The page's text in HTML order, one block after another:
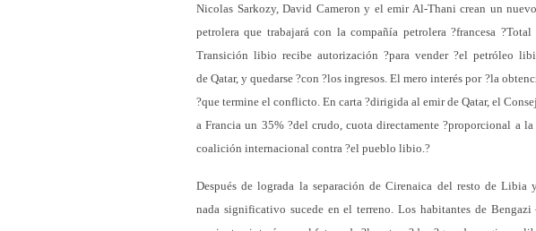
Nicolas Sarkozy, David Cameron y el emir Al-Thani crean un
petrolera que trabajará con la compañía petrolera ?francesa
Transición libio recibe autorización ?para vender ?el petróleo
de Qatar, y quedarse ?con ?los ingresos. El mero interés por ?la
?que termine el conflicto. En carta ?dirigida al emir de Qatar, el
a Francia un 35% ?del crudo, cuota directamente ?proporcional a
coalición internacional contra ?el pueblo libio.?
Después de lograda la separación de Cirenaica del resto de
nada significativo sucede en el terreno. Los habitantes de Bengazi